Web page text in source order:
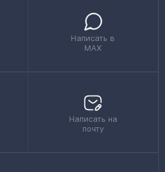
Написать в
MAX
Написать на
почту